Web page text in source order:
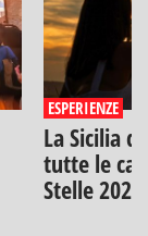
ESPERIENZE
La Sicilia
tutte le
Stelle